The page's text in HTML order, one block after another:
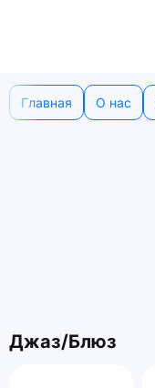
Главная О нас
Джаз/Блюз